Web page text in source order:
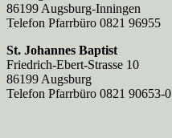
86199 Augsburg-Inningen
Telefon Pfarrbüro 0821 96955
St. Johannes Baptist
Friedrich-Ebert-Strasse 10
86199 Augsburg
Telefon Pfarrbüro 0821 90653-0